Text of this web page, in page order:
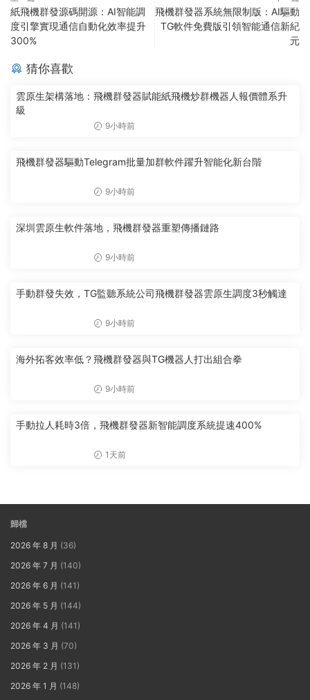
紙飛機群發源碼開源：AI智能調
度引擎實現通信自動化效率提升
300%
飛機群發器系統無限制版：AI驅動
TG軟件免費版引領智能通信新紀
元
猜你喜歡
雲原生架構落地：飛機群發器賦能紙飛機炒群機器人報價體系升
級
9小時前
飛機群發器驅動Telegram批量加群軟件躍升智能化新台階
9小時前
深圳雲原生軟件落地，飛機群發器重塑傳播鏈路
9小時前
手動群發失效，TG監聽系統公司飛機群發器雲原生調度3秒觸達
9小時前
海外拓客效率低？飛機群發器與TG機器人打出組合拳
9小時前
手動拉人耗時3倍，飛機群發器新智能調度系統提速400%
1天前
歸檔
2026 年 8 月 (36)
2026 年 7 月 (140)
2026 年 6 月 (141)
2026 年 5 月 (144)
2026 年 4 月 (141)
2026 年 3 月 (70)
2026 年 2 月 (131)
2026 年 1 月 (148)